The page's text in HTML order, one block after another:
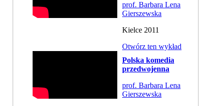
prof. Barbara Lena
Gierszewska
Kielce 2011
Otwórz ten wykład
Polska komedia
przedwojenna
prof. Barbara Lena
Gierszewska